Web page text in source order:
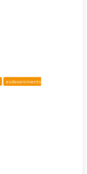
esdeveniments